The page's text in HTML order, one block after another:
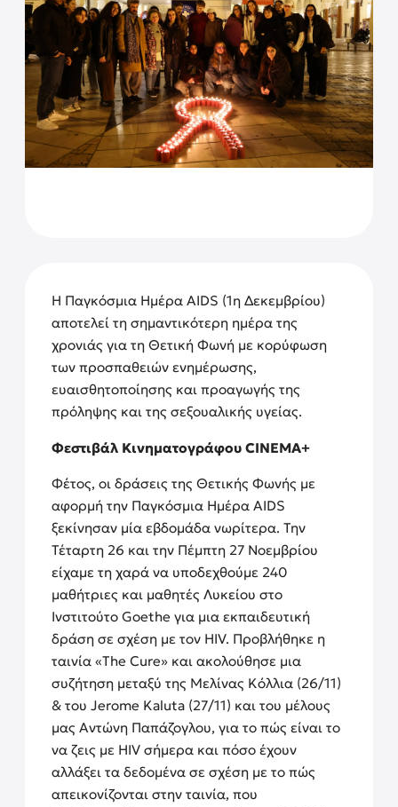
Η Παγκόσμια Ημέρα AIDS (1η Δεκεμβρίου)
αποτελεί τη σημαντικότερη ημέρα της
χρονιάς για τη Θετική Φωνή με κορύφωση
των προσπαθειών ενημέρωσης,
ευαισθητοποίησης και προαγωγής της
πρόληψης και της σεξουαλικής υγείας.
Φεστιβάλ Κινηματογράφου CINEMA+
Φέτος, οι δράσεις της Θετικής Φωνής με
αφορμή την Παγκόσμια Ημέρα AIDS
ξεκίνησαν μία εβδομάδα νωρίτερα. Την
Τέταρτη 26 και την Πέμπτη 27 Νοεμβρίου
είχαμε τη χαρά να υποδεχθούμε 240
μαθήτριες και μαθητές Λυκείου στο
Ινστιτούτο Goethe για μια εκπαιδευτική
δράση σε σχέση με τον HIV. Προβλήθηκε η
ταινία «The Cure» και ακολούθησε μια
συζήτηση μεταξύ της Μελίνας Κόλλια (26/11)
& του Jerome Kaluta (27/11) και του μέλους
μας Αντώνη Παπάζογλου, για το πώς είναι το
να ζεις με HIV σήμερα και πόσο έχουν
αλλάξει τα δεδομένα σε σχέση με το πώς
απεικονίζονται στην ταινία, που